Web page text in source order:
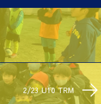
2/23 U10 TRM